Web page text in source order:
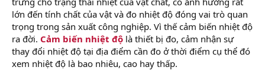
lớn đến tính chất của vật và đo nhiệt độ đóng vai trò quan
trọng trong sản xuất công nghiệp. Vì thế cảm biến nhiệt độ
ra đời. Cảm biến nhiệt độ là thiết bị đo, cảm nhận sự
thay đổi nhiệt độ tại địa điểm cần đo ở thời điểm cụ thể đó
xem nhiệt độ là bao nhiêu, cao hay thấp.